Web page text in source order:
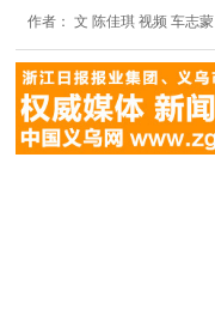
作者：文 陈佳琪 视频 车志蒙